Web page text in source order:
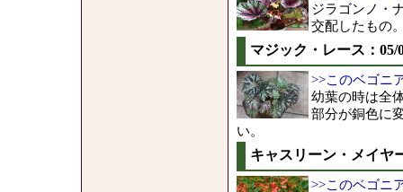
ジラゴンノ・
交配したもの
マジック・レース：05/
>>このベゴニ
幼葉の時は全
部分が銅色に
い。
キャスリーン・メイヤ
>>このベゴニ